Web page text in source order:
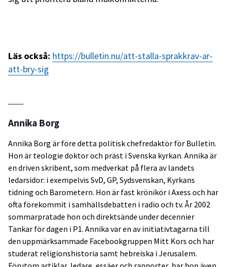
Läs också: https://bulletin.nu/att-stalla-sprakkrav-ar-
att-bry-sig
Annika Borg
Annika Borg är före detta politisk chefredaktör för Bulletin.
Hon är teologie doktor och präst i Svenska kyrkan. Annika är
en driven skribent, som medverkat på flera av landets
ledarsidor: i exempelvis SvD, GP, Sydsvenskan, Kyrkans
tidning och Barometern. Hon är fast krönikör i Axess och har
ofta förekommit i samhällsdebatten i radio och tv. År 2002
sommarpratade hon och direktsände under decennier
Tankar för dagen i P1. Annika var en av initiativtagarna till
den uppmärksammade Facebookgruppen Mitt Kors och har
studerat religionshistoria samt hebreiska i Jerusalem.